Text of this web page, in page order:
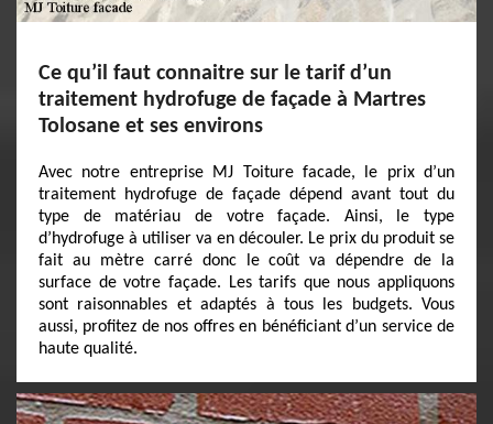
Ce qu’il faut connaitre sur le tarif d’un
traitement hydrofuge de façade à Martres
Tolosane et ses environs
Avec notre entreprise MJ Toiture facade, le prix d’un
traitement hydrofuge de façade dépend avant tout du
type de matériau de votre façade. Ainsi, le type
d’hydrofuge à utiliser va en découler. Le prix du produit se
fait au mètre carré donc le coût va dépendre de la
surface de votre façade. Les tarifs que nous appliquons
sont raisonnables et adaptés à tous les budgets. Vous
aussi, profitez de nos offres en bénéficiant d’un service de
haute qualité.